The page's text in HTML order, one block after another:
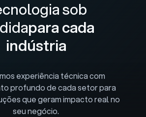
sob
para cada
indústria
experiência técnica com
profundo de cada setor para
que geram impacto real no
seu negócio.